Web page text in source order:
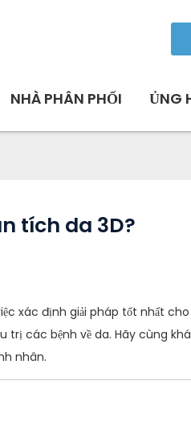
NHÀ PHÂN PHỐI ỦNG
tích da 3D?
xác định giải pháp tốt nhất cho
trị các bệnh về da. Hãy cùng
nhân.